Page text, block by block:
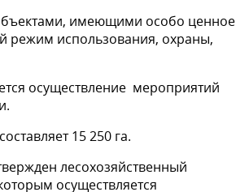
имеющими особо ценное
режим использования, охраны,
осуществление мероприятий
15 250 га.
лесохозяйственный
осуществляется